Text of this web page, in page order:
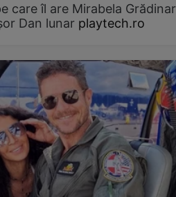
care îl are Mirabela
Dan lunar playtech.ro